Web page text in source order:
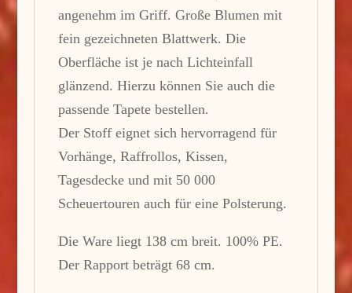
angenehm im Griff. Große Blumen mit
fein gezeichneten Blattwerk. Die
Oberfläche ist je nach Lichteinfall
glänzend. Hierzu können Sie auch die
passende Tapete bestellen.
Der Stoff eignet sich hervorragend für
Vorhänge, Raffrollos, Kissen,
Tagesdecke und mit 50 000
Scheuertouren auch für eine Polsterung.
Die Ware liegt 138 cm breit. 100% PE.
Der Rapport beträgt 68 cm.